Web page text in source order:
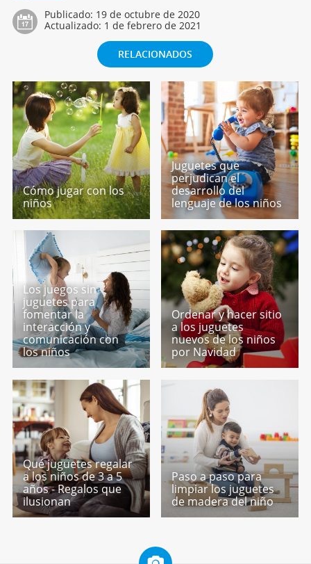
Publicado: 19 de octubre de 2020
Actualizado: 1 de febrero de 2021
RELACIONADOS
Cómo jugar con los
niños
Juguetes que
perjudican el
desarrollo del
lenguaje de los niños
Los juegos sin
juguetes para
fomentar la
interacción y
comunicación con
los niños
Ordenar y hacer sitio
a los juguetes
nuevos de los niños
por Navidad
Qué juguetes regalar
a los niños de 3 a 5
años - Regalos que
ilusionan
Paso a paso para
limpiar los juguetes
de madera del niño